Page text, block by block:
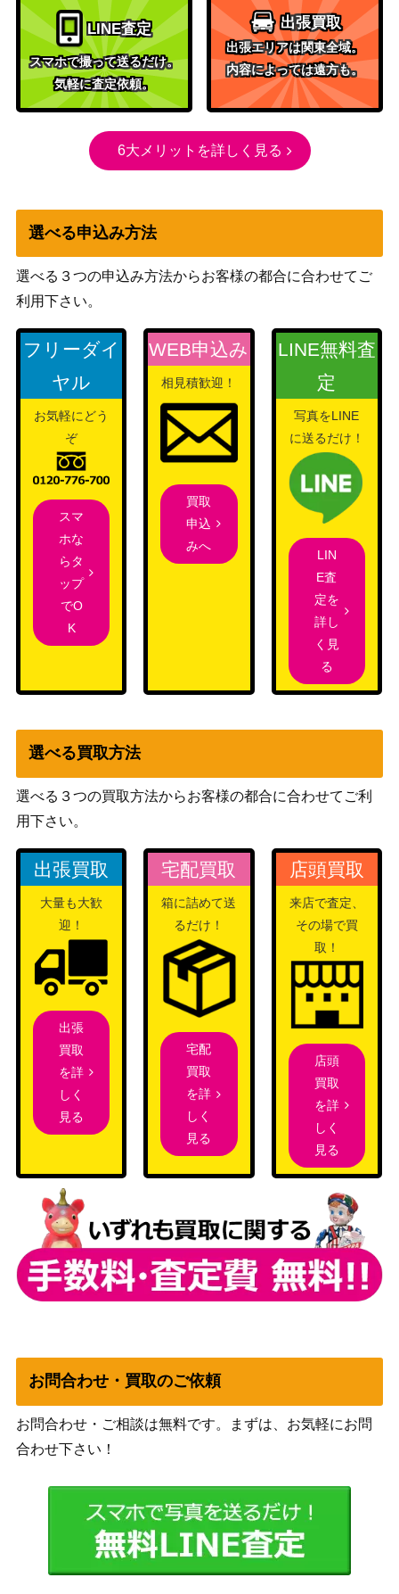
創造の座、オムナス/Omnath, Locus o
f Creation【ZNR】
（ゼンディ
カーの夜明
け）
1,100
(242)知りたがりの学徒、タミヨウ/Ta
ズ・オブ・
ザ・コース
（モダンホ
吹きさらしの荒野/Windswept Heath
[ONS]《日》
（オンスロ
6,000
ウトヴァラのヘルカイト/Utvara Hellkit
（ラヴニカ
150
寺院の庭/Temple Garden【GRN】
（ラヴニカ
のギルド）
800
植物の聖域/Botanical Sanctum【KL
D】《日》
（カラデシ
1,000
運命のきずな/Nexus of Fate【M19】
1,300
覆いを割く者、ナーセット/Narset, Pa
rter of Veils【WAR】 オリジナルアー
ンの相克）
e Infinite Gyre[ROE]《日》
（エルドラ
ージ覚醒）
《日》
（モダンホ
ライゾン2）
敏捷なこそ泥、ラガバン/Ragavan, Ni
mble Pilferer ボーダーレス[MH2]
（モダンホ
ライゾン2）
5,500
大いなる創造者、カーン/Karn, the Gr
eat Creator【WAR】オリジナルアー
ト版 森下直親
1,000
[Foil]ぶどう弾/Grapeshot ドラフト・
セットブースター版 日本画ミスティカ
ルアーカイブ[STA-JP]
20,000
タルキールへの侵攻/Invasion of Tarkir
果敢な雷口/Defiant Thundermaw 149
[MOM] 《日》
Wizards
（機械兵団
2,300
アーチリッチ、アサーラック/Acerera
k the Archlich[AFR]
トン・レル
ム探訪）
150
食肉鉤虐殺事件/The Meathook Massa
cre[MID]《日》
り）
1,500
力線の束縛/Leyline Binding [DMU]
ミナリア）
囁く者、シェオルドレッド/Sheoldred,
Whispering One【NPH】《日》
（新たなる
ファイレク
シア）
LINE査定
スマホで撮って送るだけ。
気軽に査定依頼。
出張買取
出張エリアは関東全域。
内容によっては遠方も。
6大メリットを詳しく見る
選べる申込み方法
選べる３つの申込み方法からお客様の都合に合わせてご
利用下さい。
フリーダイ
ヤル
お気軽にどう
ぞ
スマ
ホな
らタ
ップ
でO
K
WEB申込み
相見積歓迎！
買取
申込
みへ
LINE無料査
定
写真をLINE
に送るだけ！
LIN
E査
定を
詳し
く見
る
選べる買取方法
選べる３つの買取方法からお客様の都合に合わせてご利
用下さい。
出張買取
大量も大歓
迎！
出張
買取
を詳
しく
見る
宅配買取
箱に詰めて送
るだけ！
宅配
買取
を詳
しく
見る
店頭買取
来店で査定、
その場で買
取！
店頭
買取
を詳
しく
見る
お問合わせ・買取のご依頼
お問合わせ・ご相談は無料です。まずは、お気軽にお問
合わせ下さい！